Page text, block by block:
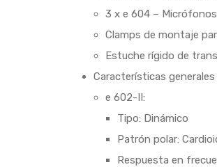
3 x e 604 –
Clamps de montaje
Estuche rígido de
Características
e 602-II:
Tipo: Dinámico
Patrón polar:
Respuesta en